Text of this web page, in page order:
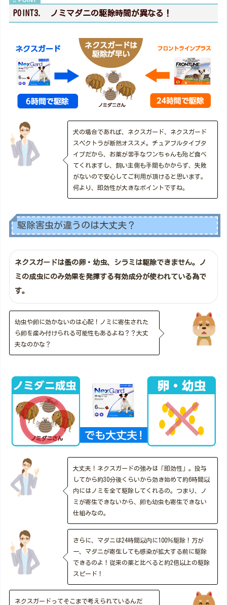
POINT3. ノミマダニの駆除時間が異なる！
犬の場合であれば、ネクスガード、ネクスガード
スペクトラが断然オススメ。チュアブルタイプタ
イプだから、お薬が苦手なワンちゃんも殆ど食べ
てくれますし、飼い主側も手間もかからず、失敗
がないので安心してご利用が頂けると思います。
何より、即効性が大きなポイントですね。
駆除害虫が違うのは大丈夫？
ネクスガードは蚤の卵・幼虫、シラミは駆除できません。ノ
ミの成虫にのみ効果を発揮する有効成分が使われている為で
す。
幼虫や卵に効かないのは心配！ノミに寄生された
ら卵を産み付けられる可能性もあるよね？？大丈
夫なのかな？
大丈夫！ネクスガードの強みは「即効性」。投与
してから約30分後くらいから効き始めて約6時間以
内にはノミを全て駆除してくれるの。つまり、ノ
ミが寄生できないから、卵も幼虫も寄生できない
仕組みなの。
さらに、マダニは24時間以内に100％駆除！万が
一、マダニが寄生しても感染が拡大する前に駆除
できるのよ！従来の薬と比べると約2倍以上の駆除
スピード！
ネクスガードってそこまで考えられているんだ